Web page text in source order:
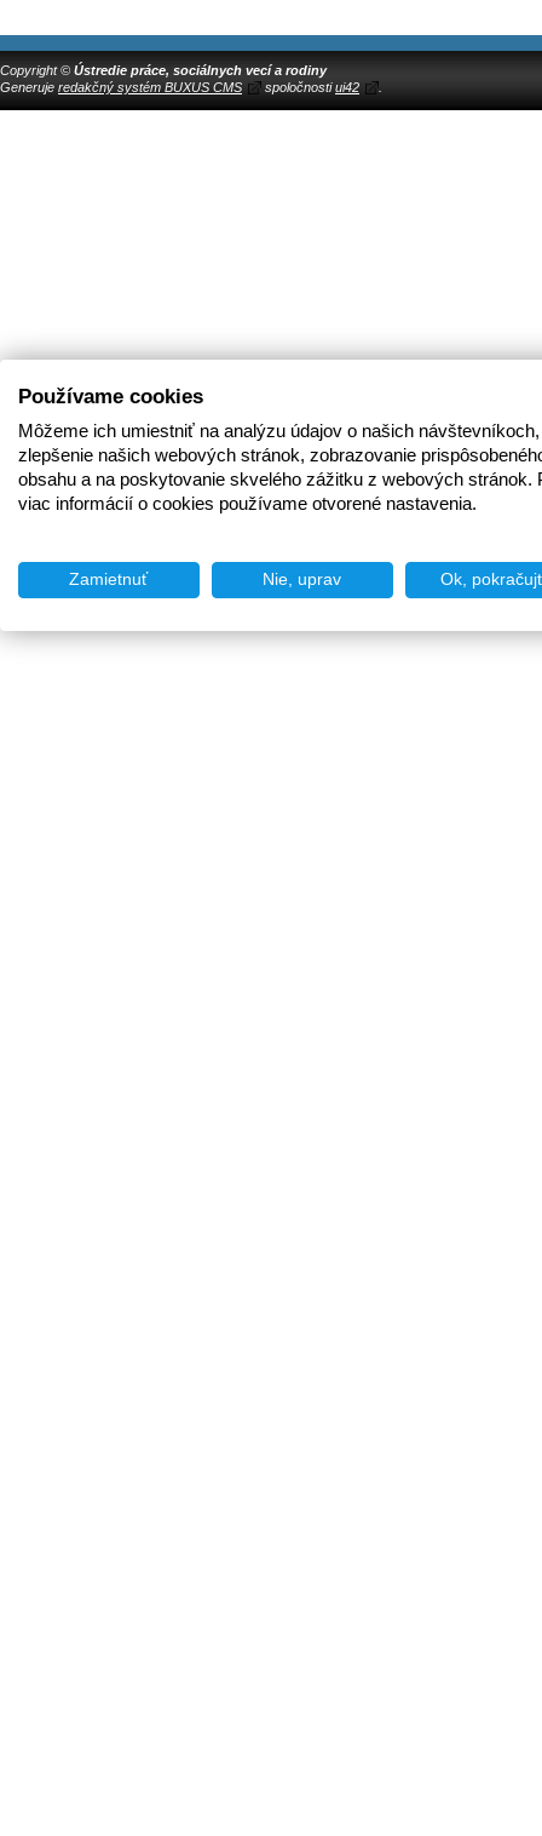
Copyright © Ústredie práce, sociálnych vecí a rodiny
Generuje redakčný systém BUXUS CMS spoločnostiui42
Používame cookies
Môžeme ich umiestniť na analýzu údajov o našich
zlepšenie našich webových stránok, zobrazovanie
obsahu a na poskytovanie skvelého zážitku z webových stránok.
viac informácií o cookies používame otvorené nastavenia.
Zamietnuť Nie, uprav Ok,